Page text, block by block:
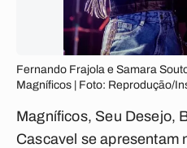
Fernando Frajola e Samara
Magníficos | Foto: Reprodução/
Magníficos, Seu Desejo,
Cascavel se apresentam